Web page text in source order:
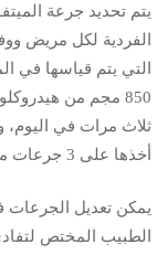
يتم تحديد جرعة
الفردية لكل مريض
850 مجم من
أخذها على 3 جرعات مقسمة.
يمكن تعديل الجرعات
الطبيب المختص